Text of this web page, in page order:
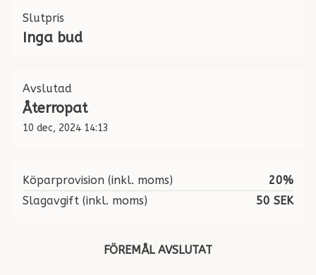
Slutpris
Inga bud
Avslutad
Återropat
10 dec, 2024 14:13
Köparprovision (inkl. moms)
20%
Slagavgift (inkl. moms)
50 SEK
FÖREMÅL AVSLUTAT